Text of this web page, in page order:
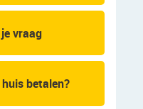
vraag
betalen?